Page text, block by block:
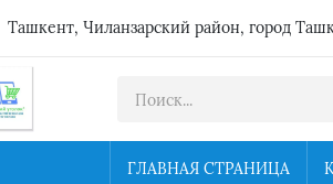
Ташкент, Чиланзарский район, город
ГЛАВНАЯ СТРАНИЦА